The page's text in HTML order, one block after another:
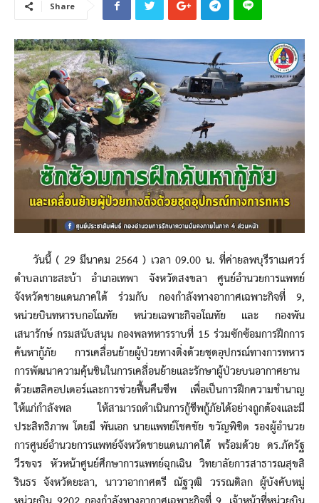
Share
วันนี้ ( 29 มีนาคม 2564 ) เวลา 09.00 น. ที่ค่ายลพบุรีราเมศวร์
ตำบลเกาะสะบ้า อำเภอเทพา จังหวัดสงขลา ศูนย์อำนวยการแพทย์
จังหวัดชายแดนภาคใต้ ร่วมกับ กองกำลังทางอากาศเฉพาะกิจที่ 9,
หน่วยบินทหารบกอโณทัย หน่วยเฉพาะกิจอโณทัย และ กองพัน
เสนารักษ์ กรมสนับสนุน กองพลทหารราบที่ 15 ร่วมซักซ้อมการฝึกการ
ค้นหากู้ภัย การเคลื่อนย้ายผู้ป่วยทางดิ่งด้วยชุดอุปกรณ์ทางการทหาร
การพัฒนาความคุ้นชินในการเคลื่อนย้ายและรักษาผู้ป่วยบนอากาศยาน
ด้วยเฮลิคอปเตอร์และการช่วยฟื้นคืนชีพ เพื่อเป็นการฝึกความชำนาญ
ให้แก่กำลังพล ให้สามารถดำเนินการกู้ชีพกู้ภัยได้อย่างถูกต้องและมี
ประสิทธิภาพ โดยมี พันเอก นายแพทย์โชคชัย ขวัญพิชิต รองผู้อำนวย
การศูนย์อำนวยการแพทย์จังหวัดชายแดนภาคใต้ พร้อมด้วย ดร.ภัครัฐ
วีรขจร หัวหน้าศูนย์ศึกษาการแพทย์ฉุกเฉิน วิทยาลัยการสาธารณสุขสิ
รินธร จังหวัดยะลา, นาวาอากาศตรี ณัฐวุฒิ วรรณดิลก ผู้บังคับหมู่